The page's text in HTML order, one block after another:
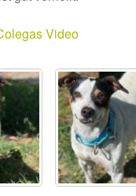
vor der Adoption
Video